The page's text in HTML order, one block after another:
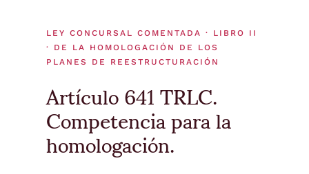
LEY CONCURSAL COMENTADA · LIBRO II
· DE LA HOMOLOGACIÓN DE LOS
PLANES DE REESTRUCTURACIÓN
Artículo 641 TRLC.
Competencia para la
homologación.